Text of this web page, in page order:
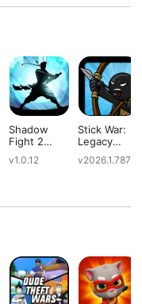
Shadow
Fight 2
Edition
v1.0.12
Stick War:
Legacy
v2026.1.787